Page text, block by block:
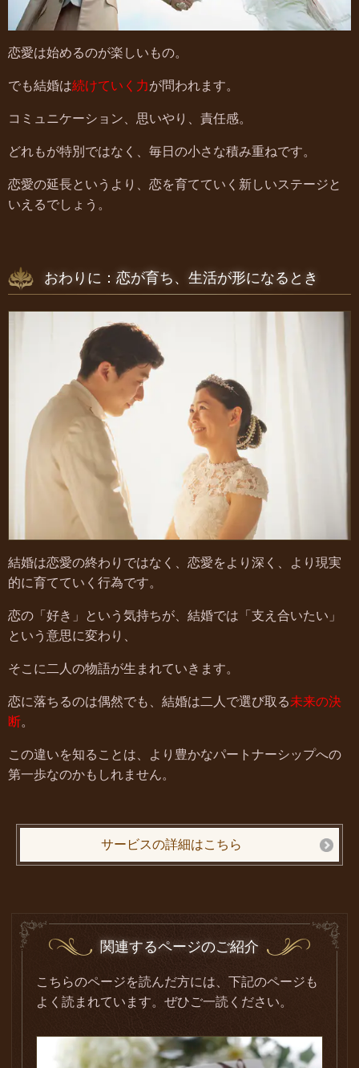
恋愛は始めるのが楽しいもの。
でも結婚は続けていく力が問われます。
コミュニケーション、思いやり、責任感。
どれもが特別ではなく、毎日の小さな積み重ねです。
恋愛の延長というより、恋を育てていく新しいステージと
いえるでしょう。
おわりに：恋が育ち、生活が形になるとき
結婚は恋愛の終わりではなく、恋愛をより深く、より現実
的に育てていく行為です。
恋の「好き」という気持ちが、結婚では「支え合いたい」
という意思に変わり、
そこに二人の物語が生まれていきます。
恋に落ちるのは偶然でも、結婚は二人で選び取る未来の決
断。
この違いを知ることは、より豊かなパートナーシップへの
第一歩なのかもしれません。
サービスの詳細はこちら
関連するページのご紹介
こちらのページを読んだ方には、下記のページも
よく読まれています。ぜひご一読ください。